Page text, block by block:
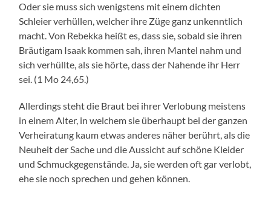
Oder sie muss sich wenigstens mit einem dichten
Schleier verhüllen, welcher ihre Züge ganz unkenntlich
macht. Von Rebekka heißt es, dass sie, sobald sie ihren
Bräutigam Isaak kommen sah, ihren Mantel nahm und
sich verhüllte, als sie hörte, dass der Nahende ihr Herr
sei. (1 Mo 24,65.)
Allerdings steht die Braut bei ihrer Verlobung meistens
in einem Alter, in welchem sie überhaupt bei der ganzen
Verheiratung kaum etwas anderes näher berührt, als die
Neuheit der Sache und die Aussicht auf schöne Kleider
und Schmuckgegenstände. Ja, sie werden oft gar verlobt,
ehe sie noch sprechen und gehen können.